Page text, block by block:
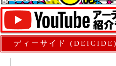
ディーサイド